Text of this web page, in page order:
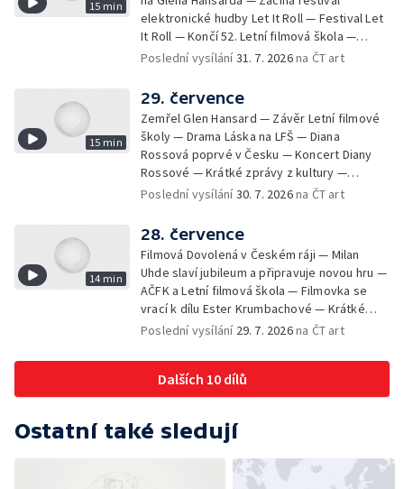
15 min
elektronické hudby Let It Roll — Festival Let
It Roll — Končí 52. Letní filmová škola —
Krátké zprávy z kultury — Rekonstrukce
Poslední vysílání31. 7. 2026na ČT art
15 min
29. července
Zemřel Glen Hansard — Závěr Letní filmové
školy — Drama Láska na LFŠ — Diana
Rossová poprvé v Česku — Koncert Diany
Rossové — Krátké zprávy z kultury —
Výstavy o proměnách Prahy — Zahajení
Poslední vysílání30. 7. 2026na ČT art
14 min
28. července
Filmová Dovolená v Českém ráji — Milan
Uhde slaví jubileum a připravuje novou hru —
AČFK a Letní filmová škola — Filmovka se
vrací k dílu Ester Krumbachové — Krátké
zprávy z kultury — Antonín Střížek namaloval
Poslední vysílání 29. 7. 2026na ČT art
Dalších 10 dílů
Ostatní také sledují